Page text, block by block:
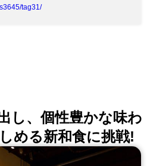
縁のある日本酒や焼酎をご用意していま
tag31/
し、個性豊かな味わ
める新和食に挑戦!